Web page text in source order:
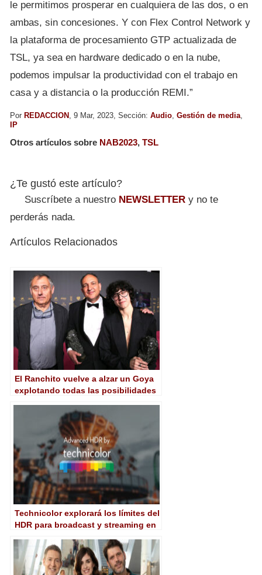
le permitimos prosperar en cualquiera de las dos, o en
ambas, sin concesiones. Y con Flex Control Network y
la plataforma de procesamiento GTP actualizada de
TSL, ya sea en hardware dedicado o en la nube,
podemos impulsar la productividad con el trabajo en
casa y a distancia o la producción REMI.”
Por REDACCION , 9 Mar, 2023, Sección: Audio Gestión de media
IP
Otros artículos sobre NAB2023, TSL
¿Te gustó este artículo?
Suscríbete a nuestro NEWSLETTER y no te
perderás nada.
Artículos Relacionados
El Ranchito vuelve a alzar un Goya
explotando todas las posibilidades
Technicolor explorará los límites del
HDR para broadcast y streaming en